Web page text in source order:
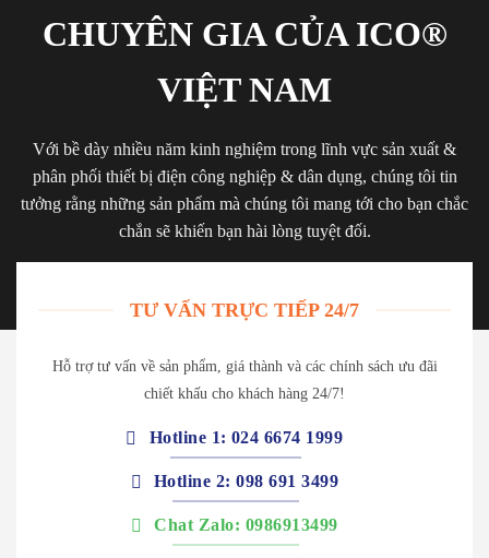
CHUYÊN GIA CỦA ICO®
VIỆT NAM
Với bề dày nhiều năm kinh nghiệm trong lĩnh vực sản xuất &
phân phối thiết bị điện công nghiệp & dân dụng, chúng tôi tin
tưởng rằng những sản phẩm mà chúng tôi mang tới cho bạn chắc
chắn sẽ khiến bạn hài lòng tuyệt đối.
TƯ VẤN TRỰC TIẾP 24/7
Hỗ trợ tư vấn về sản phẩm, giá thành và các chính sách ưu đãi
chiết khấu cho khách hàng 24/7!
Hotline 1: 024 6674 1999
Hotline 2: 098 691 3499
Chat Zalo: 0986913499